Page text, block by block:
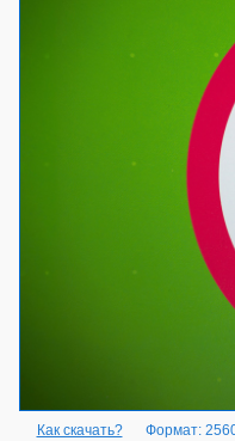
Как скачать? Формат: